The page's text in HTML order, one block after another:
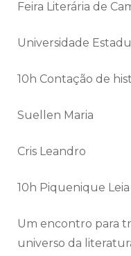
Feira Literária de
Universidade
10h Contação de
Suellen Maria
Cris Leandro
10h Piquenique
Um encontro para
universo da